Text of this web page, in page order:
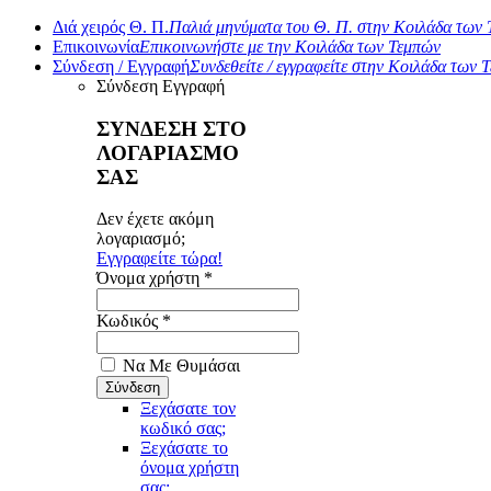
Διά χειρός Θ. Π.Παλιά μηνύματα του Θ. Π. στην Κοιλάδα των
ΕπικοινωνίαΕπικοινωνήστε με την Κοιλάδα των Τεμπών
Σύνδεση / ΕγγραφήΣυνδεθείτε / εγγραφείτε στην Κοιλάδα των
Σύνδεση Εγγραφή
ΣΥΝΔΕΣΗ ΣΤΟ
ΛΟΓΑΡΙΑΣΜΟ
ΣΑΣ
Δεν έχετε ακόμη
λογαριασμό;
Εγγραφείτε τώρα!
Όνομα χρήστη *
Κωδικός *
Να Με Θυμάσαι
Ξεχάσατε τον
κωδικό σας;
Ξεχάσατε το
όνομα χρήστη